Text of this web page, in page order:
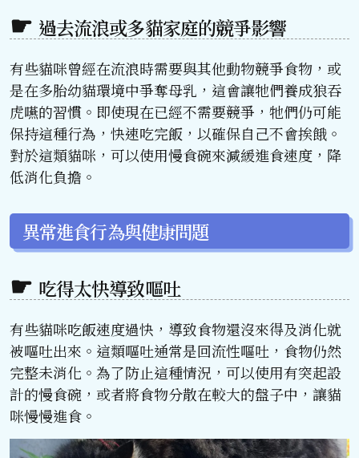
過去流浪或多貓家庭的競爭影響
有些貓咪曾經在流浪時需要與其他動物競爭食物，或
是在多胎幼貓環境中爭奪母乳，這會讓牠們養成狼吞
虎嚥的習慣。即使現在已經不需要競爭，牠們仍可能
保持這種行為，快速吃完飯，以確保自己不會挨餓。
對於這類貓咪，可以使用慢食碗來減緩進食速度，降
低消化負擔。
異常進食行為與健康問題
吃得太快導致嘔吐
有些貓咪吃飯速度過快，導致食物還沒來得及消化就
被嘔吐出來。這類嘔吐通常是回流性嘔吐，食物仍然
完整未消化。為了防止這種情況，可以使用有突起設
計的慢食碗，或者將食物分散在較大的盤子中，讓貓
咪慢慢進食。